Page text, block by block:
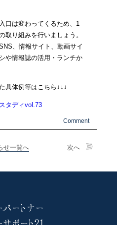
口は変わってくるため、1
取り組みを行いましょう。
、情報サイト、動画サイ
や情報誌の活用・ランチか
具体例等はこちら↓↓↓
タディvol.73
せ一覧へ 次へ